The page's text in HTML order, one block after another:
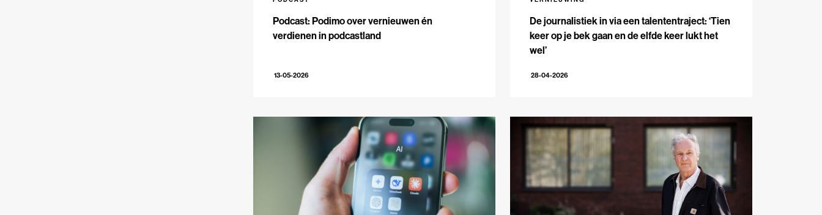
Podcast: Podimo over vernieuwen én
verdienen in podcastland
13-05-2026
De journalistiek in via een talententraject: ‘Tien
keer op je bek gaan en de elfde keer lukt het
wel’
28-04-2026